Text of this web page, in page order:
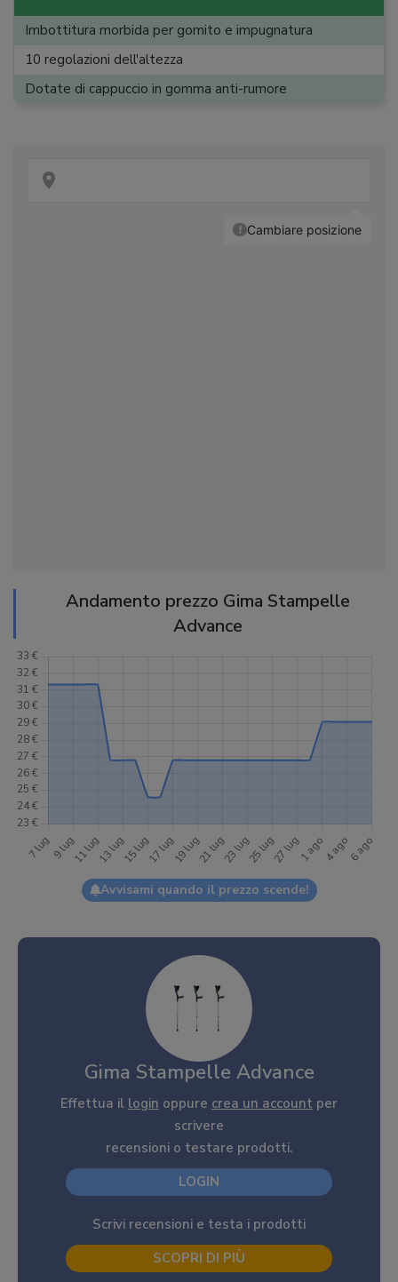
Imbottitura morbida per gomito e impugnatura
10 regolazioni dell'altezza
Dotate di cappuccio in gomma anti-rumore
Andamento prezzo Gima Stampelle
Advance
Avvisami quando il prezzo scende!
Gima Stampelle Advance
Effettua il login oppure crea un account per
scrivere
recensioni o testare prodotti.
LOGIN
Scrivi recensioni e testa i prodotti
SCOPRI DI PIÙ